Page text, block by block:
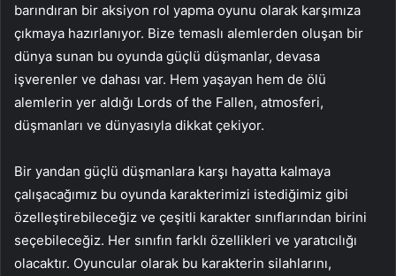
barındıran bir aksiyon rol yapma oyunu olarak karşımıza
çıkmaya hazırlanıyor. Bize temaslı alemlerden oluşan bir
dünya sunan bu oyunda güçlü düşmanlar, devasa
işverenler ve dahası var. Hem yaşayan hem de ölü
alemlerin yer aldığı Lords of the Fallen, atmosferi,
düşmanları ve dünyasıyla dikkat çekiyor.
Bir yandan güçlü düşmanlara karşı hayatta kalmaya
çalışacağımız bu oyunda karakterimizi istediğimiz gibi
özelleştirebileceğiz ve çeşitli karakter sınıflarından birini
seçebileceğiz. Her sınıfın farklı özellikleri ve yaratıcılığı
olacaktır. Oyuncular olarak bu karakterin silahlarını,